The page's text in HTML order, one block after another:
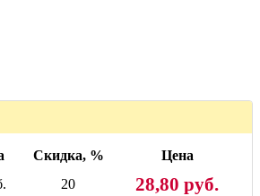
Скидка, %
Цена
20 28,80 руб.